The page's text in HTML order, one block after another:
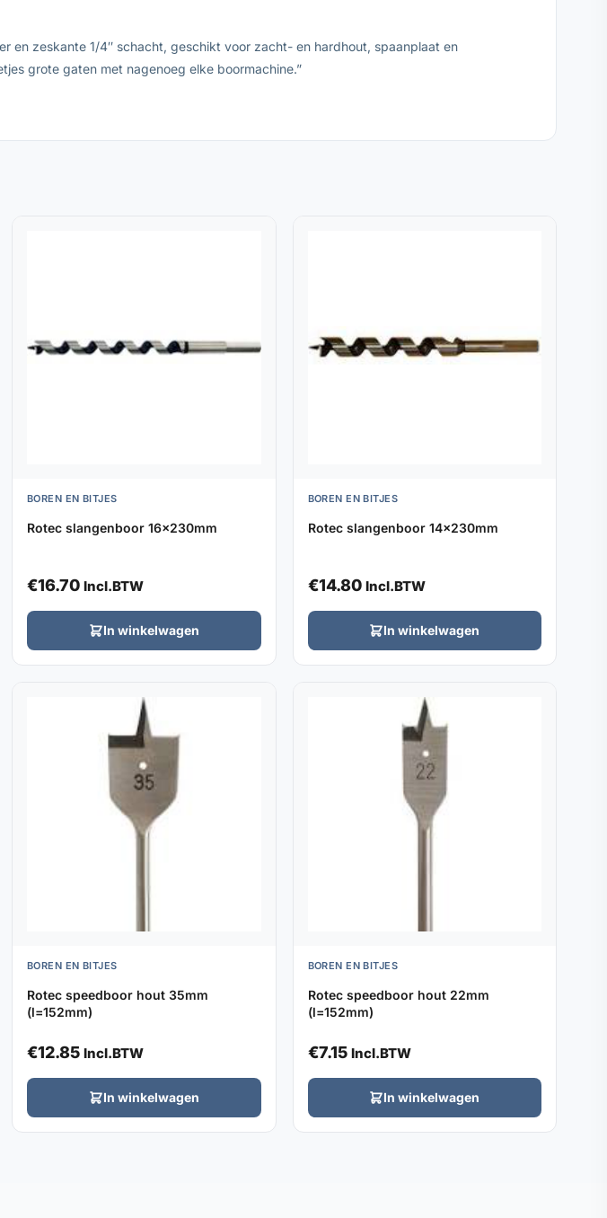
en zeskante 1/4″ schacht, geschikt voor zacht- en hardhout, spaanplaat en
grote gaten met nagenoeg elke boormachine.”
BOREN EN BITJES
Rotec slangenboor 16x230mm
€16.70 Incl.BTW
In winkelwagen
BOREN EN BITJES
Rotec slangenboor 14x230mm
€14.80 Incl.BTW
In winkelwagen
BOREN EN BITJES
Rotec speedboor hout 35mm
(l=152mm)
€12.85 Incl.BTW
In winkelwagen
BOREN EN BITJES
Rotec speedboor hout 22mm
(l=152mm)
€7.15 Incl.BTW
In winkelwagen